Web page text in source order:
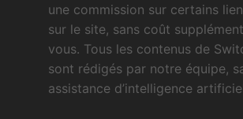
une commission sur certains
sur le site, sans coût
vous. Tous les contenus de
sont rédigés par notre équipe,
assistance d’intelligence